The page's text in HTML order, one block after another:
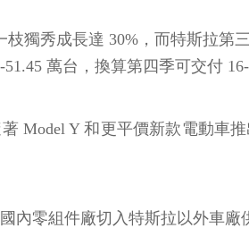
獨秀成長達 30%，而特斯拉第
萬台，換算第四季可交付 16-
Model Y 和更平價新款電動車
零組件廠切入特斯拉以外車廠